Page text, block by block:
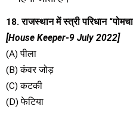
18. राजस्थान में स्त्री परिधान
[House Keeper-9 July 2022]
(A) पीला
(B) कंवर जोड़
(C) कटकी
(D) फेटिया